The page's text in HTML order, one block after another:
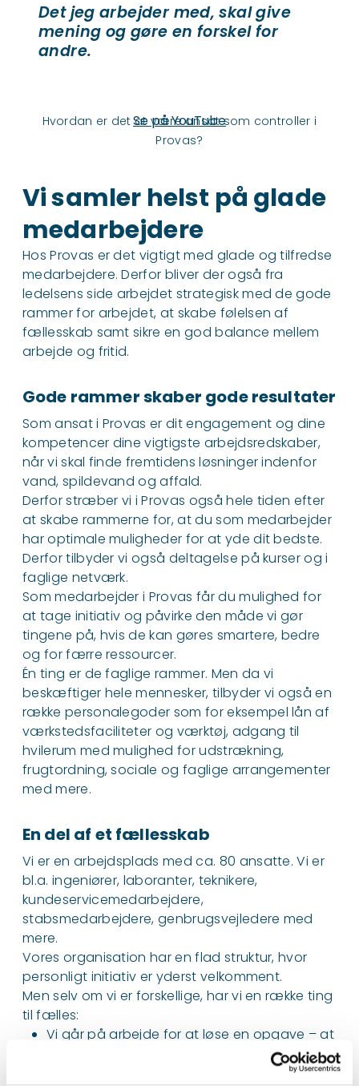
Det jeg arbejder med, skal give
mening og gøre en forskel for
andre.
Se på YouTube
Hvordan er det at være ansat som controller i
Provas?
Vi samler helst på glade
medarbejdere
Hos Provas er det vigtigt med glade og tilfredse
medarbejdere. Derfor bliver der også fra
ledelsens side arbejdet strategisk med de gode
rammer for arbejdet, at skabe følelsen af
fællesskab samt sikre en god balance mellem
arbejde og fritid.
Gode rammer skaber gode resultater
Som ansat i Provas er dit engagement og dine
kompetencer dine vigtigste arbejdsredskaber,
når vi skal finde fremtidens løsninger indenfor
vand, spildevand og affald.
Derfor stræber vi i Provas også hele tiden efter
at skabe rammerne for, at du som medarbejder
har optimale muligheder for at yde dit bedste.
Derfor tilbyder vi også deltagelse på kurser og i
faglige netværk.
Som medarbejder i Provas får du mulighed for
at tage initiativ og påvirke den måde vi gør
tingene på, hvis de kan gøres smartere, bedre
og for færre ressourcer.
Én ting er de faglige rammer. Men da vi
beskæftiger hele mennesker, tilbyder vi også en
række personalegoder som for eksempel lån af
værkstedsfaciliteter og værktøj, adgang til
hvilerum med mulighed for udstrækning,
frugtordning, sociale og faglige arrangementer
med mere.
En del af et fællesskab
Vi er en arbejdsplads med ca. 80 ansatte. Vi er
bl.a. ingeniører, laboranter, teknikere,
kundeservicemedarbejdere,
stabsmedarbejdere, genbrugsvejledere med
mere.
Vores organisation har en flad struktur, hvor
personligt initiativ er yderst velkomment.
Men selv om vi er forskellige, har vi en række ting
til fælles:
Vi går på arbejde for at løse en opgave – at
Vi tror på, at kombinationen af gode idéer